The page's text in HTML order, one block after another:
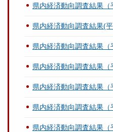
県内経済動向調査結果（
県内経済動向調査結果(
県内経済動向調査結果（
県内経済動向調査結果（
県内経済動向調査結果（
県内経済動向調査結果（
県内経済動向調査結果（